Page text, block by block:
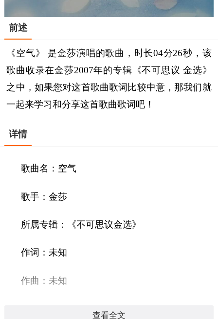
前述
《空气》 是金莎演唱的歌曲，时长04分26秒，该
歌曲收录在金莎2007年的专辑《不可思议 金选》
之中，如果您对这首歌曲歌词比较中意，那我们就
一起来学习和分享这首歌曲歌词吧！
详情
歌曲名：空气
歌手：金莎
所属专辑：《不可思议金选》
作词：未知
作曲：未知
发行公司：海蝶音乐
查看全文